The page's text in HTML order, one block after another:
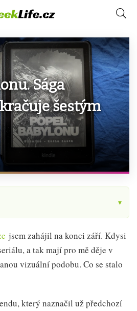
Sága
šestým
▾
jsem zahájil na konci září. Kdysi
a tak mají pro mě děje v
vizuální podobu. Co se stalo
který naznačil už předchozí